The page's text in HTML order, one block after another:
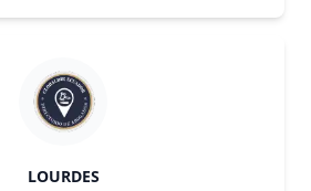
LOURDES